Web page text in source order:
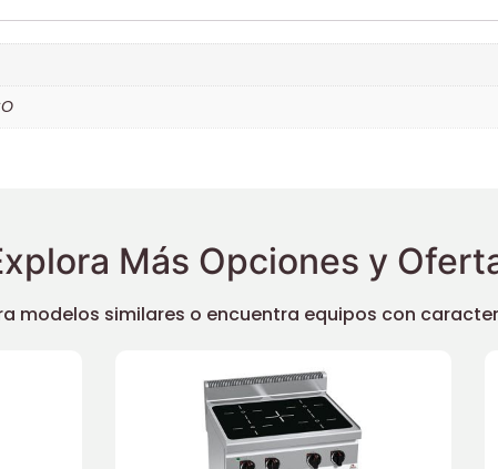
Más Opciones y
modelos similares o encuentra equipos con